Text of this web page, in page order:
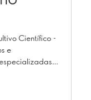
Científico -
e